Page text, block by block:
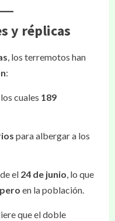
y réplicas
, los terremotos han
:
cuales 189
para albergar a los
el 24 de junio, lo que
en la población.
que el doble